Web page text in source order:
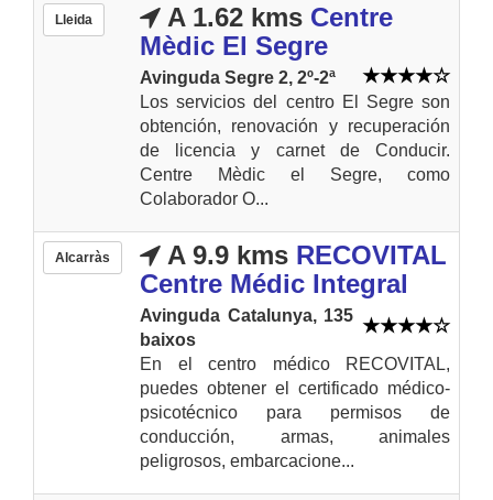
Lleida A 1.62 kms Centre
Mèdic El Segre
Avinguda Segre 2, 2º-2ª
Los servicios del centro El Segre son
obtención, renovación y recuperación
de licencia y carnet de Conducir.
Centre Mèdic el Segre, como
Colaborador O...
Alcarràs A 9.9 kms RECOVITAL
Centre Médic Integral
Avinguda Catalunya, 135
baixos
En el centro médico RECOVITAL,
puedes obtener el certificado médico-
psicotécnico para permisos de
conducción, armas, animales
peligrosos, embarcacione...